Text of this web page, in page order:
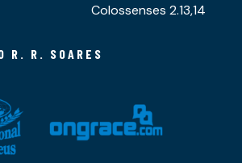
Colossenses 2.13,14
R. R. SOARES